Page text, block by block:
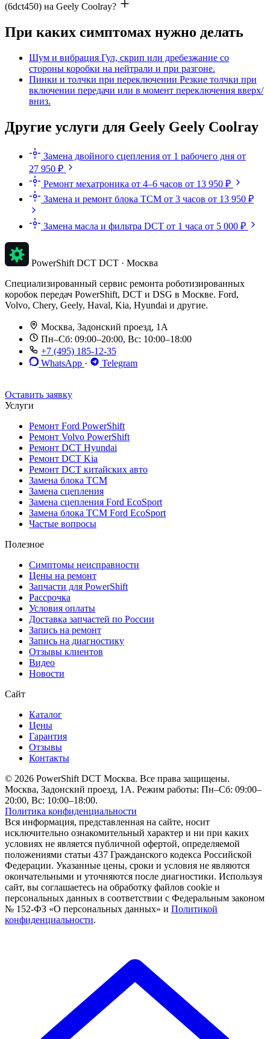
(6dct450) на Geely Coolray?
При каких симптомах нужно делать
Шум и вибрация Гул, скрип или дребезжание со
стороны коробки на нейтрали и при разгоне.
Пинки и толчки при переключении Резкие толчки при
включении передачи или в момент переключения вверх/
вниз.
Другие услуги для Geely Geely Coolray
Замена двойного сцепления от 1 рабочего дня от
27 950 ₽
Ремонт мехатроника от 4–6 часов от 13 950 ₽
Замена и ремонт блока TCM от 3 часов от 13 950 ₽
Замена масла и фильтра DCT от 1 часа от 5 000 ₽
PowerShift DCT DCT · Москва
Специализированный сервис ремонта роботизированных
коробок передач PowerShift, DCT и DSG в Москве. Ford,
Volvo, Chery, Geely, Haval, Kia, Hyundai и другие.
Москва, Задонский проезд, 1А
Пн–Сб: 09:00–20:00, Вс: 10:00–18:00
+7 (495) 185-12-35
WhatsApp ·
Telegram
Оставить заявку
Услуги
Ремонт Ford PowerShift
Ремонт Volvo PowerShift
Ремонт DCT Hyundai
Ремонт DCT Kia
Ремонт DCT китайских авто
Замена блока TCM
Замена сцепления
Замена сцепления Ford EcoSport
Замена блока TCM Ford EcoSport
Частые вопросы
Полезное
Симптомы неисправности
Цены на ремонт
Запчасти для PowerShift
Рассрочка
Условия оплаты
Доставка запчастей по России
Запись на ремонт
Запись на диагностику
Отзывы клиентов
Видео
Новости
Сайт
Каталог
Цены
Гарантия
Отзывы
Контакты
© 2026 PowerShift DCT Москва. Все права защищены.
Москва, Задонский проезд, 1А. Режим работы: Пн–Сб: 09:00–
20:00, Вс: 10:00–18:00.
Политика конфиденциальности
Вся информация, представленная на сайте, носит
исключительно ознакомительный характер и ни при каких
условиях не является публичной офертой, определяемой
положениями статьи 437 Гражданского кодекса Российской
Федерации. Указанные цены, сроки и условия не являются
окончательными и уточняются после диагностики. Используя
сайт, вы соглашаетесь на обработку файлов cookie и
персональных данных в соответствии с Федеральным законом
№ 152-ФЗ «О персональных данных» и Политикой
конфиденциальности.